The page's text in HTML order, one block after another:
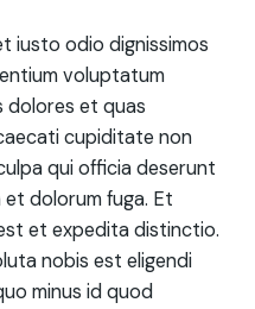
iusto odio dignissimos
voluptatum
et quas
cupiditate non
qui officia deserunt
et dolorum fuga. Et
et expedita distinctio.
nobis est eligendi
minus id quod